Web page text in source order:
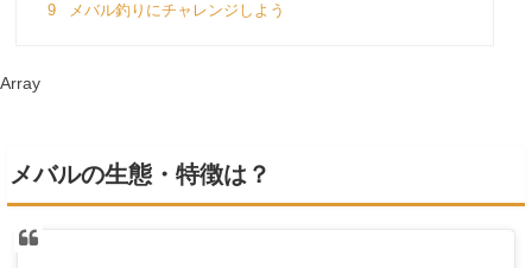
9 メバル釣りにチャレンジしよう
Array
メバルの生態・特徴は？